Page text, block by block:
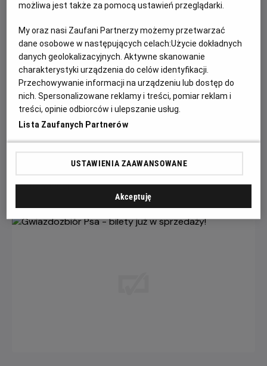
Każde miasto ma swojego Spider-Mana –
KONKURS!
Z okazji premiery filmu „Spider-Man: Całkiem nowy dzień”
chcemy udowodnić, że każdy z nas może zostać Spider-
Manem w swoim otoczeniu.
Czytaj więcej
możliwa jest także za pomocą ustawień przeglądarki.
My oraz nasi Zaufani Partnerzy możemy przetwarzać
dane osobowe w następujących celach:Użycie dokładnych
danych geolokalizacyjnych. Aktywne skanowanie
charakterystyki urządzenia do celów identyfikacji.
Przechowywanie informacji na urządzeniu lub dostęp do
nich. Spersonalizowane reklamy i treści, pomiar reklam i
treści, opinie odbiorców i ulepszanie usług.
Lista Zaufanych Partnerów
USTAWIENIA ZAAWANSOWANE
Akceptuję